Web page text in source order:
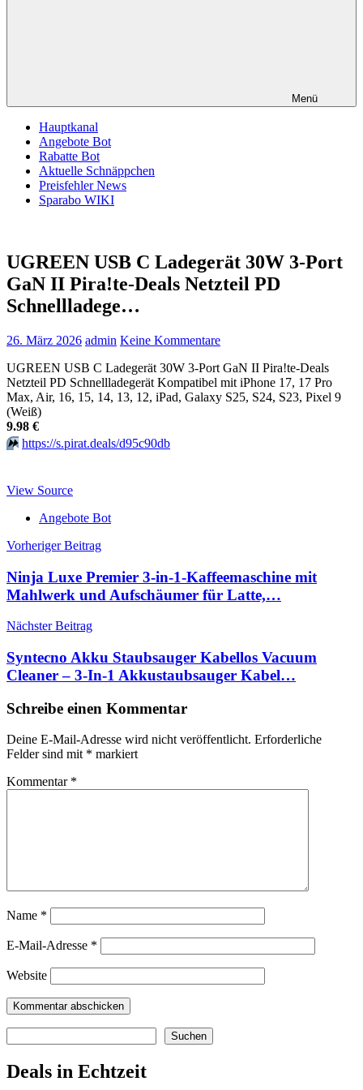
Menü
Hauptkanal
Angebote Bot
Rabatte Bot
Aktuelle Schnäppchen
Preisfehler News
Sparabo WIKI
UGREEN USB C Ladegerät 30W 3-Port
GaN II Pira!te-Deals Netzteil PD
Schnellladege…
26. März 2026 admin Keine Kommentare
UGREEN USB C Ladegerät 30W 3-Port GaN II Pira!te-Deals
Netzteil PD Schnellladegerät Kompatibel mit iPhone 17, 17 Pro
Max, Air, 16, 15, 14, 13, 12, iPad, Galaxy S25, S24, S23, Pixel 9
(Weiß)
9.98 €
⏩️ https://s.pirat.deals/d95c90db
View Source
Angebote Bot
Beitragsnavigation
Vorheriger Beitrag
Ninja Luxe Premier 3-in-1-Kaffeemaschine mit
Mahlwerk und Aufschäumer für Latte,…
Nächster Beitrag
Syntecno Akku Staubsauger Kabellos Vacuum
Cleaner – 3-In-1 Akkustaubsauger Kabel…
Schreibe einen Kommentar
Deine E-Mail-Adresse wird nicht veröffentlicht. Erforderliche
Felder sind mit * markiert
Kommentar *
Name *
E-Mail-Adresse *
Website
Suchen
Deals in Echtzeit